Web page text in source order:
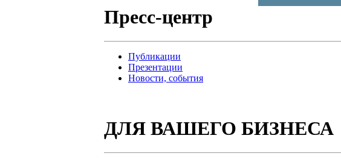
Пресс-центр
Публикации
Презентации
Новости, события
ДЛЯ ВАШЕГО БИЗНЕСА